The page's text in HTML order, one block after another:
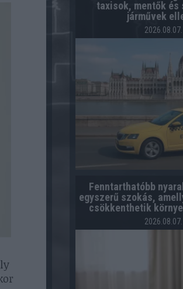
taxisok, mentők
járművek
Fenntarthatóbb
egyszerű szokás,
csökkenthetik